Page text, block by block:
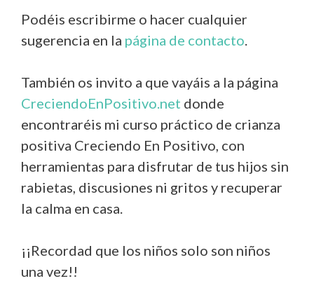
Podéis escribirme o hacer cualquier
sugerencia en la página de contacto.
También os invito a que vayáis a la página
CreciendoEnPositivo.net donde
encontraréis mi curso práctico de crianza
positiva Creciendo En Positivo, con
herramientas para disfrutar de tus hijos sin
rabietas, discusiones ni gritos y recuperar
la calma en casa.
¡¡Recordad que los niños solo son niños
una vez!!